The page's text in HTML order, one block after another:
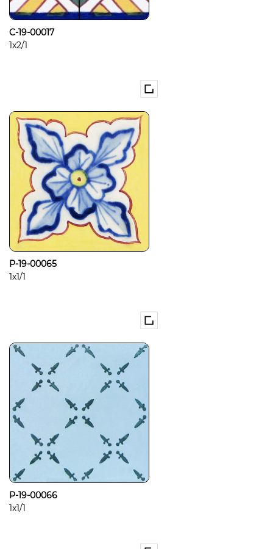
C-19-00017
1x2/1
P-19-00065
1x1/1
P-19-00066
1x1/1